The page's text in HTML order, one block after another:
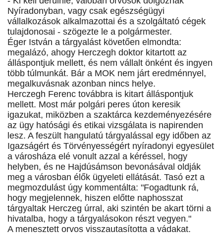
Nyíradonyban, vagy csak egészségügyi
vállalkozások alkalmazottai és a szolgáltató cégek
tulajdonosai - szögezte le a polgármester.
Éger István a tárgyalást követően elmondta:
megalázó, ahogy Herczegh doktor kitartott az
álláspontjuk mellett, és nem vállalt önként és ingyen
több túlmunkát. Bár a MOK nem járt eredménnyel,
megalkuvásnak azonban nincs helye.
Herczegh Ferenc továbbra is kitart álláspontjuk
mellett. Most már polgári peres úton keresik
igazukat, miközben a szaktárca kezdeményezésére
az ügy hatósági és etikai vizsgálata is napirenden
lesz. A feszült hangulatú tárgyalással egy időben az
Igazságért és Törvényességért nyíradonyi egyesület
a városháza elé vonult azzal a kéréssel, hogy
helyben, és ne Hajdúsámson bevonásával oldják
meg a városban élők ügyeleti ellátását. Tasó ezt a
megmozdulást úgy kommentálta: "Fogadtunk rá,
hogy megjelennek, hiszen előtte naphosszat
tárgyaltak Herczeg úrral, aki szintén be akart törni a
hivatalba, hogy a tárgyalásokon részt vegyen."
A menesztett orvos visszautasította a vádakat.